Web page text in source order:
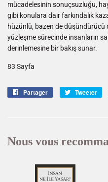
mücadelesinin sonuçsuzluğu,
gibi konulara dair farkındalık
hüzünlü, bazen de
yüzleşme sürecinde insanların
derinlemesine bir bakış sunar.
83 Sayfa
Partager
PartagerTweeter
Nous vous